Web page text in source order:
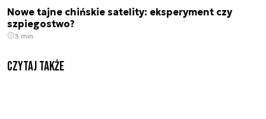
Nowe tajne chińskie satelity: eksperyment czy
szpiegostwo?
3 min.
Czytaj także